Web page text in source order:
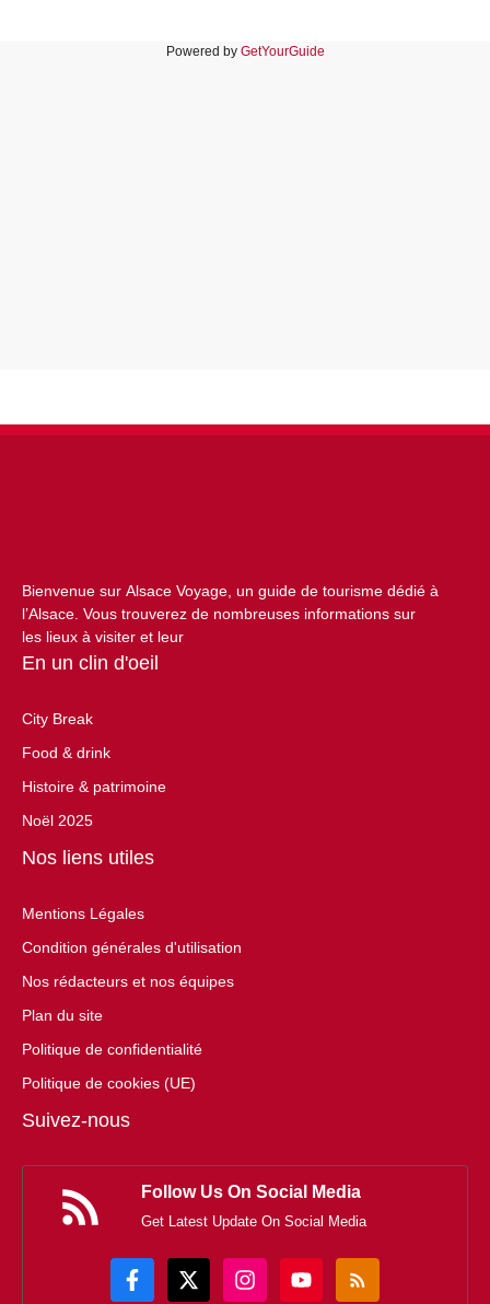
Powered by GetYourGuide
Bienvenue sur Alsace Voyage, un guide de tourisme dédié à
l’Alsace. Vous trouverez de nombreuses informations sur
les lieux à visiter et leur
En un clin d'oeil
City Break
Food & drink
Histoire & patrimoine
Noël 2025
Nos liens utiles
Mentions Légales
Condition générales d'utilisation
Nos rédacteurs et nos équipes
Plan du site
Politique de confidentialité
Politique de cookies (UE)
Suivez-nous
Follow Us On Social Media
Get Latest Update On Social Media